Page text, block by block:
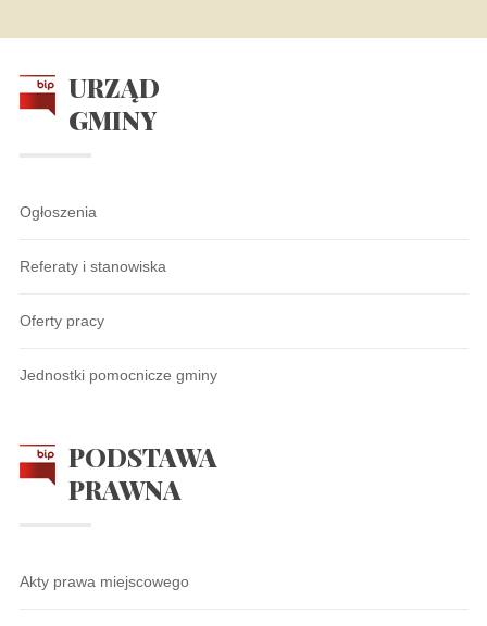
URZĄD
GMINY
Ogłoszenia
Referaty i stanowiska
Oferty pracy
Jednostki pomocnicze gminy
PODSTAWA
PRAWNA
Akty prawa miejscowego